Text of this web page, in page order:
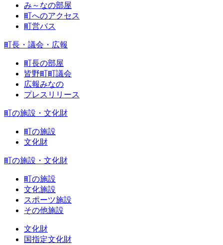
み～なの部屋
町へのアクセス
町営バス
町長・議会・広報
町長の部屋
皆野町町議会
広報みなの
プレスリリース
町の施設・文化財
町の施設
文化財
町の施設・文化財
町の施設
文化施設
スポーツ施設
その他施設
文化財
国指定文化財